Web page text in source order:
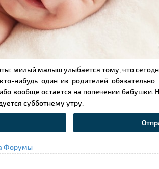
милый малыш улыбается тому, что
нибудь один из родителей
вообще остается на попечении бабушки.
субботнему утру.
Форумы